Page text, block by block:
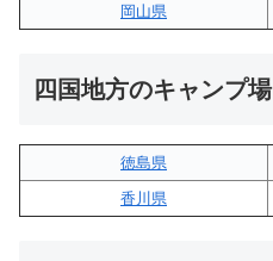
岡山県
四国地方のキャンプ場
徳島県
香川県